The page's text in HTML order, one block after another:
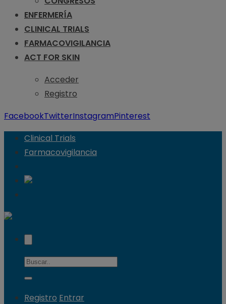
ENFERMERÍA
CLINICAL TRIALS
FARMACOVIGILANCIA
ACT FOR SKIN
Acceder
Registro
FacebookTwitterInstagramPinterest
Clinical Trials
Farmacovigilancia
Registro Entrar